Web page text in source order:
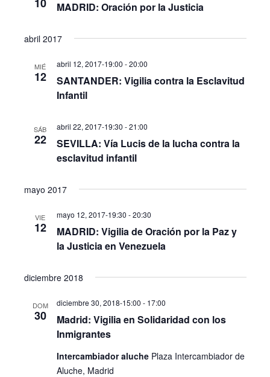
MADRID: Oración por la Justicia
abril 2017
MIÉ
12
SANTANDER: Vigilia contra la Esclavitud
Infantil
abril 12, 2017-19:00 -20:00
SÁB
22
SEVILLA: Vía Lucis de la lucha contra la
esclavitud infantil
abril 22, 2017-19:30 -21:00
mayo 2017
VIE
12
MADRID: Vigilia de Oración por la Paz y
la Justicia en Venezuela
mayo 12, 2017-19:30 -20:30
diciembre 2018
DOM
30
Madrid: Vigilia en Solidaridad con los
Inmigrantes
diciembre 30, 2018-15:00 - 17:00
Intercambiador aluche Plaza Intercambiador de
Aluche, Madrid